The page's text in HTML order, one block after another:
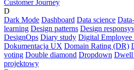
Customer Journey
D
Dark Mode Dashboard Data science
learning Design patterns Design
DesignOps Diary study Digital Employee
Dokumentacja UX Domain Rating (DR)
voting Double diamond Dropdown Dwell
projektowy